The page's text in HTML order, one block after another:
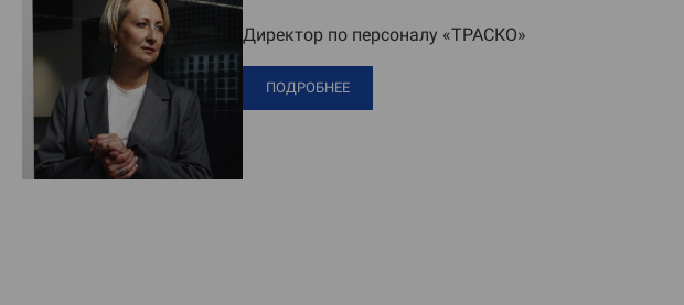
Директор по персоналу «ТРАСКО»
ПОДРОБНЕЕ